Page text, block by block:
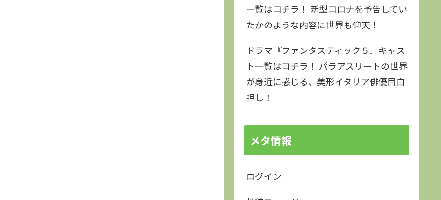
一覧はコチラ！ 新型コロナを予告してい
たかのような内容に世界も仰天！
ドラマ『ファンタスティック５』キャス
ト一覧はコチラ！ パラアスリートの世界
が身近に感じる、美形イタリア俳優目白
押し！
メタ情報
ログイン